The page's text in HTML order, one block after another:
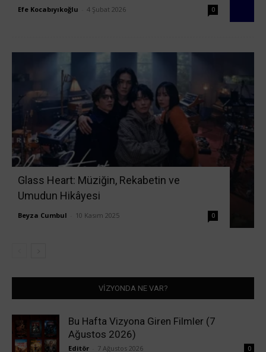
Efe Kocabıyıkoğlu 4 Şubat 2026 0
Glass Heart: Müziğin, Rekabetin ve
Umudun Hikâyesi
Beyza Cumbul 10 Kasım 2025 0
VİZYONDA NE VAR?
Bu Hafta Vizyona Giren Filmler (7
Ağustos 2026)
Editör 7 Ağustos 2026 0